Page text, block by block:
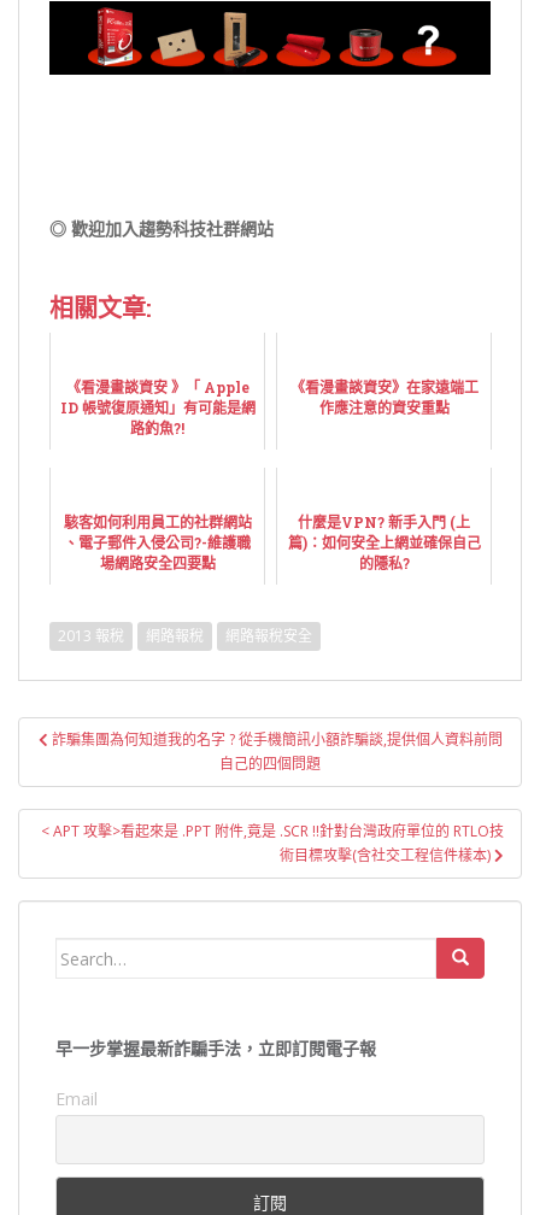
◎ 歡迎加入趨勢科技社群網站
相關文章:
《看漫畫談資安 》「 Apple
ID 帳號復原通知」有可能是網
路釣魚?!
《看漫畫談資安》在家遠端工
作應注意的資安重點
駭客如何利用員工的社群網站
、電子郵件入侵公司?-維護職
場網路安全四要點
什麼是VPN? 新手入門 (上
篇)：如何安全上網並確保自己
的隱私?
2013 報稅 網路報稅 網路報稅安全
文
導
覽
詐騙集團為何知道我的名字 ? 從手機簡訊小額詐騙談,提供個人資料前問
自己的四個問題
< APT 攻擊>看起來是 .PPT 附件,竟是 .SCR !!針對台灣政府單位的 RTLO技
術目標攻擊(含社交工程信件樣本)
Search
早一步掌握最新詐騙手法，立即訂閱電子報
Email